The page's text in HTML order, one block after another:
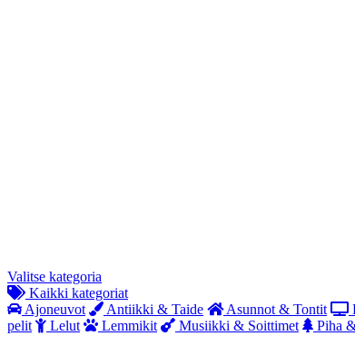
Valitse kategoria
Kaikki kategoriat
Ajoneuvot
Antiikki & Taide Asunnot & Tontit
pelit
Lelut Lemmikit Musiikki & Soittimet Piha